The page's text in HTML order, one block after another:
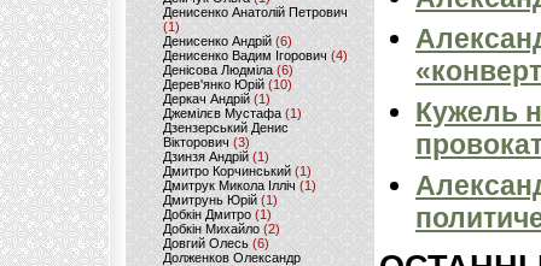
Денисенко Анатолій Петрович
(1)
Денисенко Андрій (6)
Денисенко Вадим Ігорович (4)
Денісова Людміла(6)
Дерев'янко Юрій(10)
Деркач Андрій(1)
Джемілєв Мустафа (1)
Дзензерський Денис
Вікторович (3)
Дзинзя Андрій (1)
Дмитро Корчинський (1)
Дмитрук Микола Ілліч (1)
Дмитрунь Юрій (1)
Добкін Дмитро(1)
Добкін Михайло (2)
Довгий Олесь (6)
Долженков Олександр
Кужель